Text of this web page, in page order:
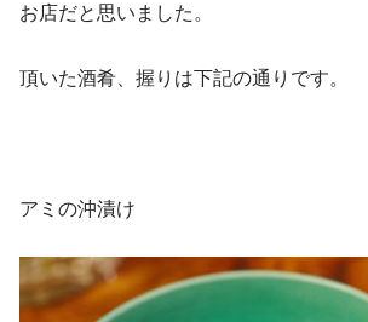
お店だと思いました。
頂いた酒肴、握りは下記の通りです。
アミの沖漬け